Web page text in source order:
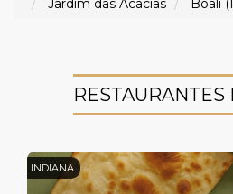
Jardim das Acacias Boali
RESTAURANTES
INDIANA